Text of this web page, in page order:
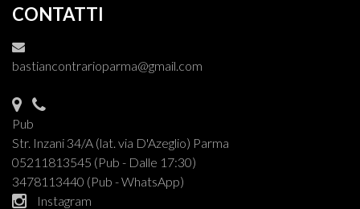
CONTATTI
bastiancontrarioparma@gmail.com
Pub
Str. Inzani 34/A (lat. via D'Azeglio) Parma
05211813545 (Pub - Dalle 17:30)
3478113440 (Pub - WhatsApp)
Instagram